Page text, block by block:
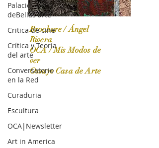
Palacio
deBellas arte
Critica de cine
Crítica y Teoría
del arte
Conversatorio
en la Red
Curaduria
Escultura
OCA|Newsletter
Art in America
OCA|News 31 / Marzo-Abril / 2024
Brochure / Ángel
Rivera
OCA / Mis Modos de
ver
Ossaye Casa de Arte